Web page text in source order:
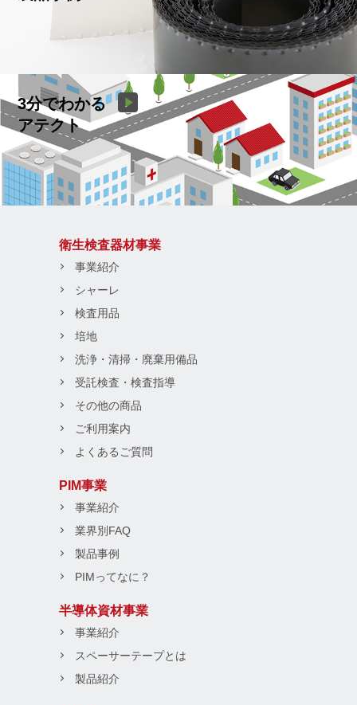
3分でわかる
アテクト
衛生検査器材事業
事業紹介
シャーレ
検査用品
培地
洗浄・清掃・廃棄用備品
受託検査・検査指導
その他の商品
ご利用案内
よくあるご質問
PIM事業
事業紹介
業界別FAQ
製品事例
PIMってなに？
半導体資材事業
事業紹介
スペーサーテープとは
製品紹介